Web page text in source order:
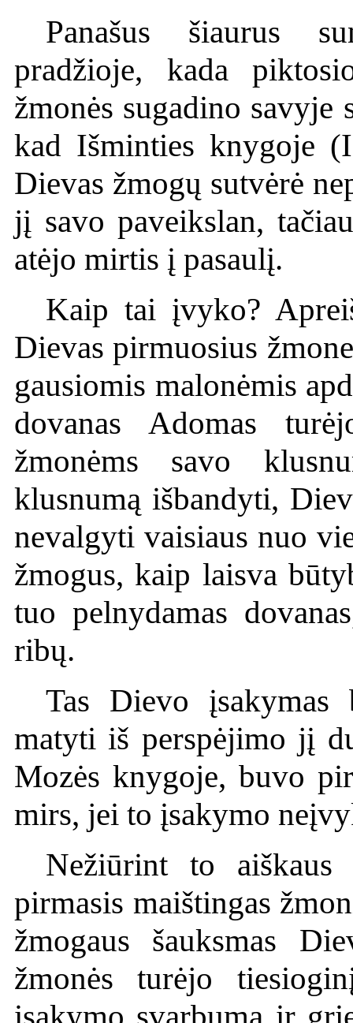
Panašus šiaurus
pradžioje, kada
žmonės sugadino
kad Išminties knygoje
Dievas žmogų sutvėrė
jį savo paveikslan,
atėjo mirtis į pasaulį.
Kaip tai įvyko?
Dievas pirmuosius
gausiomis malonėmis
dovanas Adomas
žmonėms savo
klusnumą išbandyti,
nevalgyti vaisiaus nuo
žmogus, kaip laisva
tuo pelnydamas
ribų.
Tas Dievo
matyti iš perspėjimo jį
Mozės knygoje, buvo
mirs, jei to įsakymo
Nežiūrint to
pirmasis maištingas
žmogaus šauksmas
žmonės turėjo